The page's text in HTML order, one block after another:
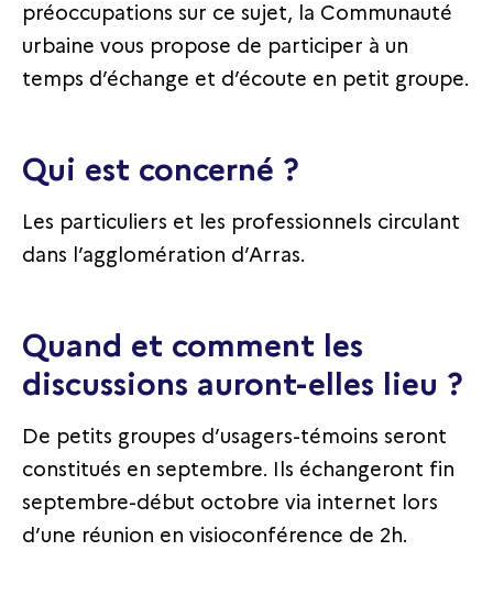
préoccupations sur ce sujet, la Communauté
urbaine vous propose de participer à un
temps d’échange et d’écoute en petit groupe.
Qui est concerné ?
Les particuliers et les professionnels circulant
dans l’agglomération d’Arras.
Quand et comment les
discussions auront-elles lieu ?
De petits groupes d’usagers-témoins seront
constitués en septembre. Ils échangeront fin
septembre-début octobre via internet lors
d’une réunion en visioconférence de 2h.